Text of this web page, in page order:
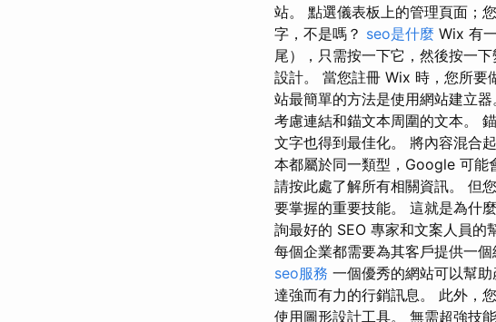
站。 點選儀表板上的管理頁面；
字，不是嗎？ seo是什麼 Wix 有
尾），只需按一下它，然後按一
設計。 當您註冊 Wix 時，您所要
站最簡單的方法是使用網站建立
考慮連結和錨文本周圍的文本。
文字也得到最佳化。 將內容混合
本都屬於同一類型，Google 可能
請按此處了解所有相關資訊。 但
要掌握的重要技能。 這就是為什
詢最好的 SEO 專家和文案人員的
每個企業都需要為其客戶提供一
seo服務 一個優秀的網站可以幫
達強而有力的行銷訊息。 此外，
使用圖形設計工具。 無需超強技